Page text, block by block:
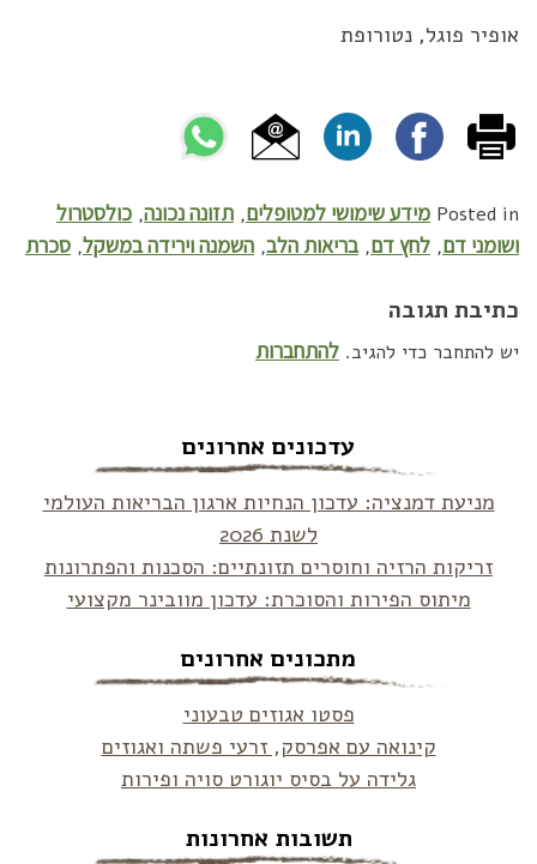
אופיר פוגל, נטורופת
Posted in מידע שימושי למטופלים, תזונה נכונה, כולסטרול
ושומני דם, לחץ דם,בריאות הלב, השמנה וירידה במשקל, סכרת
כתיבת תגובה
יש להתחבר כדי להגיב. להתחברות
עדכונים אחרונים
מניעת דמנציה: עדכון הנחיות ארגון הבריאות העולמי
לשנת 2026
זריקות הרזיה וחוסרים תזונתיים: הסכנות והפתרונות
מיתוס הפירות והסוכרת: עדכון מוובינר מקצועי
מתכונים אחרונים
פסטו אגוזים טבעוני
קינואה עם אפרסק, זרעי פשתה ואגוזים
גלידה על בסיס יוגורט סויה ופירות
תשובות אחרונות